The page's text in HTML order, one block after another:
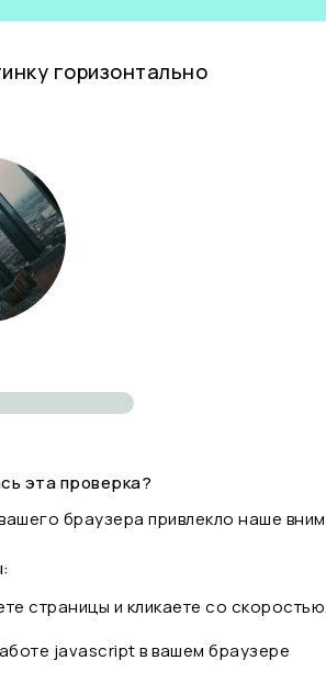
горизонтально
эта проверка?
браузера привлекло наше
страницы и кликаете со
javascript в вашем браузере